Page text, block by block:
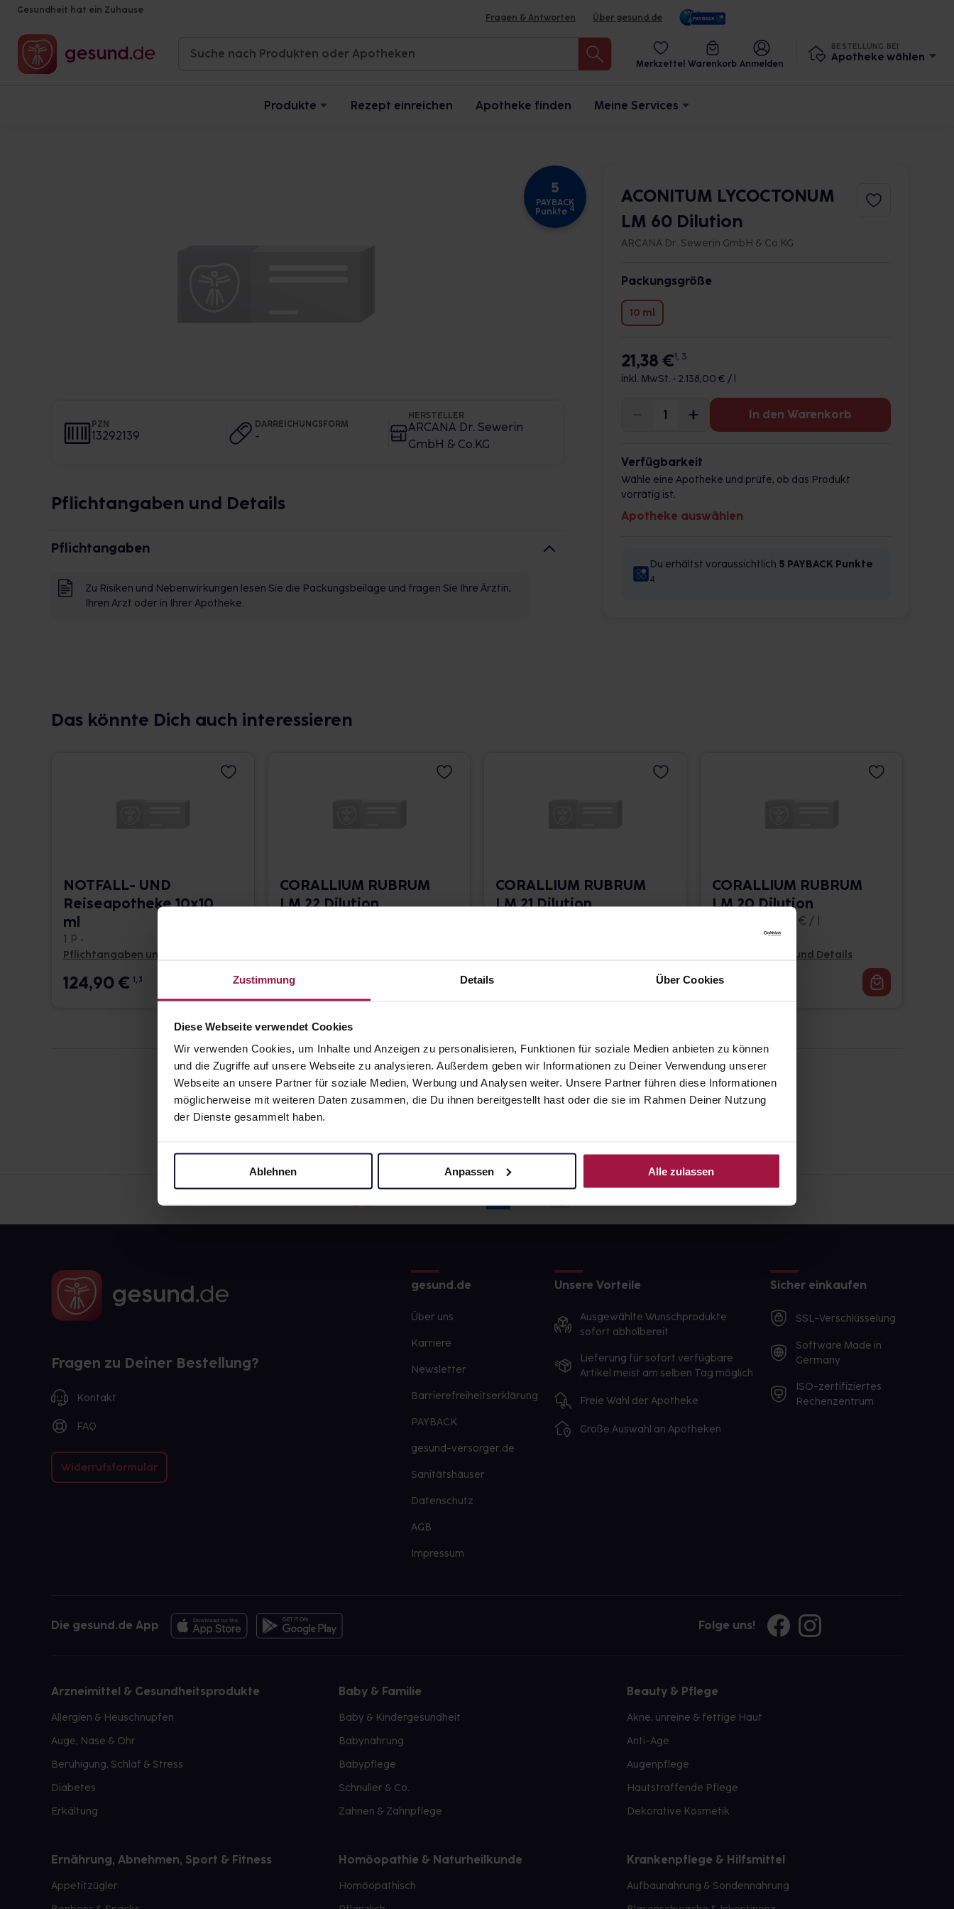
Zustimmung Details Über Cookies
Diese Webseite verwendet Cookies
Wir verwenden Cookies, um Inhalte und Anzeigen zu personalisieren, Funktionen für soziale Medien anbieten zu können
und die Zugriffe auf unsere Webseite zu analysieren. Außerdem geben wir Informationen zu Deiner Verwendung unserer
Webseite an unsere Partner für soziale Medien, Werbung und Analysen weiter. Unsere Partner führen diese Informationen
möglicherweise mit weiteren Daten zusammen, die Du ihnen bereitgestellt hast oder die sie im Rahmen Deiner Nutzung
der Dienste gesammelt haben.
Ablehnen Anpassen Alle zulassen
Gesundheit hat ein Zuhause
Fragen & Antworten Über gesund.de
Merkzettel Warenkorb Anmelden
BESTELLUNG BEI
Apotheke wählen
Produkte Rezept einreichen Apotheke finden Meine Services
5
PAYBACK
Punkte 4
PZN
13292139
DARREICHUNGSFORM
-
HERSTELLER
ARCANA Dr. Sewerin
GmbH & Co.KG
Pflichtangaben und Details
Pflichtangaben
Zu Risiken und Nebenwirkungen lesen Sie die Packungsbeilage und fragen Sie Ihre Ärztin,
Ihren Arzt oder in Ihrer Apotheke.
ACONITUM LYCOCTONUM
LM 60 Dilution
ARCANA Dr. Sewerin GmbH & Co.KG
Packungsgröße
10 ml
21,38 €1, 3
inkl. MwSt. • 2.138,00 € / l
In den Warenkorb
Verfügbarkeit
Wähle eine Apotheke und prüfe, ob das Produkt
vorrätig ist.
Apotheke auswählen
Du erhältst voraussichtlich 5 PAYBACK Punkte
4
Das könnte Dich auch interessieren
NOTFALL- UND
Reiseapotheke 10x10
ml
1 P •
Pflichtangaben und Details
124,90€ 1, 3
CORALLIUM RUBRUM
LM 22 Dilution
17,66
CORALLIUM RUBRUM
LM 21 Dilution
CORALLIUM RUBRUM
LM 20 Dilution
10 ml • 1.662,00 € / l
Pflichtangaben und Details
16,62
Fragen zu Deiner Bestellung?
Kontakt
FAQ
Widerrufsformular
gesund.de
Über uns
Karriere
Newsletter
Barrierefreiheitserklärung
PAYBACK
gesund-versorger.de
Sanitätshäuser
Datenschutz
AGB
Impressum
Unsere Vorteile
Ausgewählte Wunschprodukte
sofort abholbereit
Lieferung für sofort verfügbare
Artikel meist am selben Tag möglich
Freie Wahl der Apotheke
Große Auswahl an Apotheken
Sicher einkaufen
SSL-Verschlüsselung
Software Made in
Germany
ISO-zertifiziertes
Rechenzentrum
Die gesund.de App Folge uns!
Arzneimittel & Gesundheitsprodukte
Allergien & Heuschnupfen
Auge, Nase & Ohr
Beruhigung, Schlaf & Stress
Diabetes
Erkältung
Baby & Familie
Baby & Kindergesundheit
Babynahrung
Babypflege
Schnuller & Co.
Zahnen & Zahnpflege
Beauty & Pflege
Akne, unreine & fettige Haut
Anti-Age
Augenpflege
Hautstraffende Pflege
Dekorative Kosmetik
Ernährung, Abnehmen, Sport & Fitness
Appetitzügler
Homöopathie & Naturheilkunde
Homöopathisch
Krankenpflege & Hilfsmittel
Aufbaunahrung & Sondennahrung